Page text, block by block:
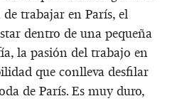
trabajar en París, el
dentro de una pequeña
la pasión del trabajo en
que conlleva desfilar
de París. Es muy duro,